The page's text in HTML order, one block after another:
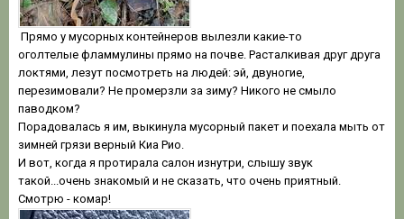
Прямо у мусорных контейнеров вылезли какие-то
оголтелые фламмулины прямо на почве. Расталкивая друг друга
локтями, лезут посмотреть на людей: эй, двуногие,
перезимовали? Не промерзли за зиму? Никого не смыло
паводком?
Порадовалась я им, выкинула мусорный пакет и поехала мыть от
зимней грязи верный Киа Рио.
И вот, когда я протирала салон изнутри, слышу звук
такой...очень знакомый и не сказать, что очень приятный.
Смотрю - комар!